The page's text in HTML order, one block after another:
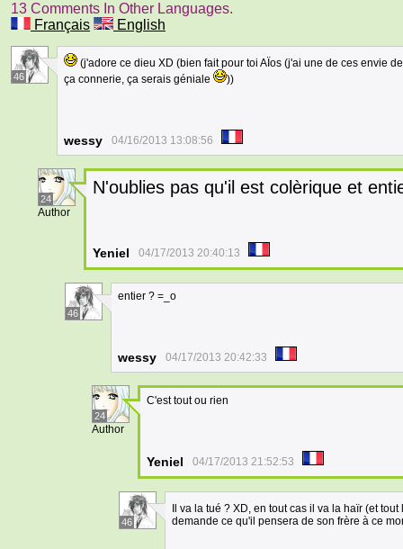
13 Comments In Other Languages.
Français
English
46
(j'adore ce dieu XD (bien fait pour toi AÏos (j'ai une de ces envie
ça connerie, ça serais géniale
))
wessy 04/16/2013 13:08:56
24
Author
N'oublies pas qu'il est colèrique et
Yeniel 04/17/2013 20:40:13
46
entier ? =_o
wessy 04/17/2013 20:42:33
24
Author
C'est tout ou rien
Yeniel 04/17/2013 21:52:53
46
Il va la tué ? XD, en tout cas il va la haïr (et
demande ce qu'il pensera de son frère à ce